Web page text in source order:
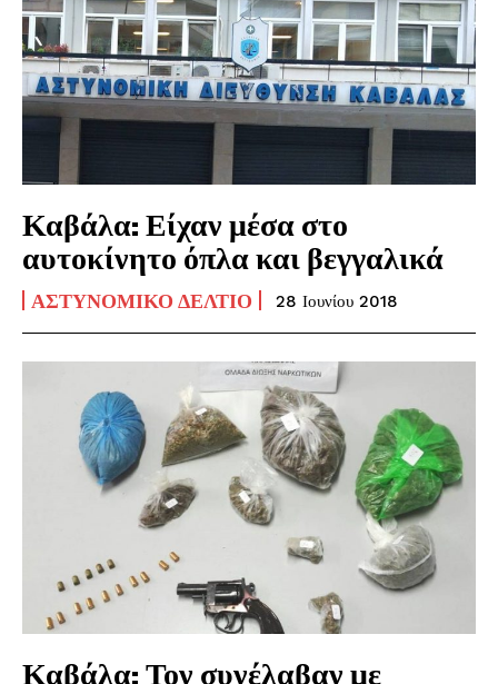
Καβάλα: Είχαν μέσα στο
αυτοκίνητο όπλα και βεγγαλικά
ΑΣΤΥΝΟΜΙΚΌ ΔΕΛΤΊΟ 28 Ιουνίου 2018
Καβάλα: Τον συνέλαβαν με